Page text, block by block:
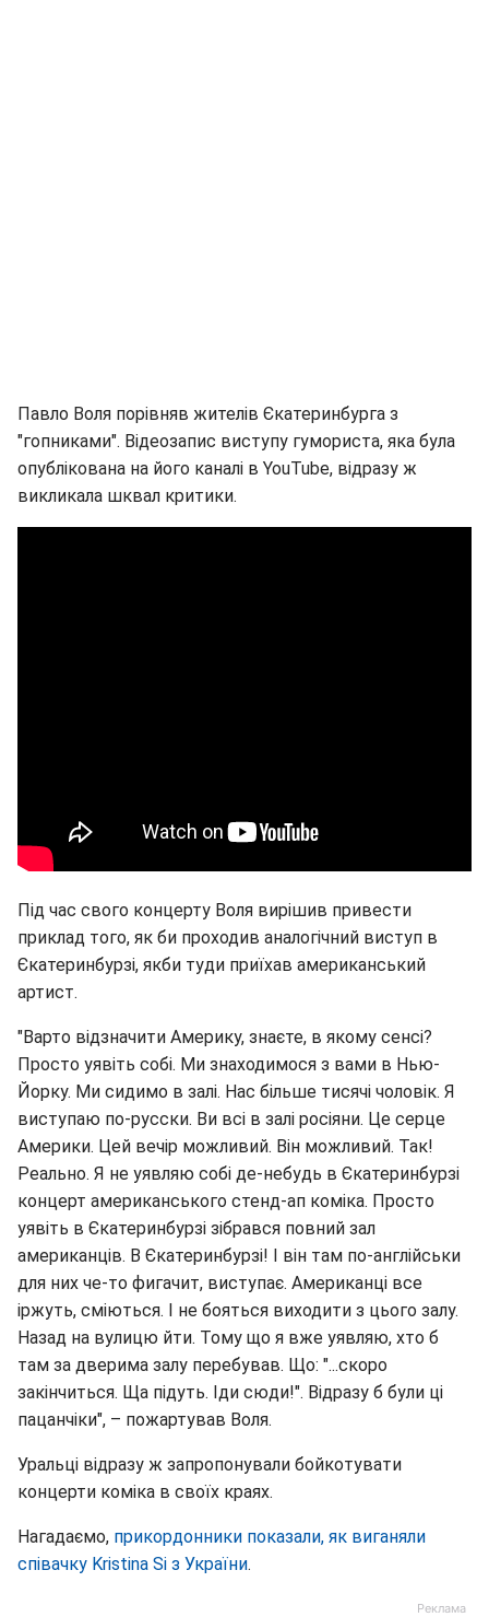
Павло Воля порівняв жителів Єкатеринбурга з
"гопниками". Відеозапис виступу гумориста, яка була
опублікована на його каналі в YouTube, відразу ж
викликала шквал критики.
Під час свого концерту Воля вирішив привести
приклад того, як би проходив аналогічний виступ в
Єкатеринбурзі, якби туди приїхав американський
артист.
"Варто відзначити Америку, знаєте, в якому сенсі?
Просто уявіть собі. Ми знаходимося з вами в Нью-
Йорку. Ми сидимо в залі. Нас більше тисячі чоловік. Я
виступаю по-русски. Ви всі в залі росіяни. Це серце
Америки. Цей вечір можливий. Він можливий. Так!
Реально. Я не уявляю собі де-небудь в Єкатеринбурзі
концерт американського стенд-ап коміка. Просто
уявіть в Єкатеринбурзі зібрався повний зал
американців. В Єкатеринбурзі! І він там по-англійськи
для них че-то фигачит, виступає. Американці все
іржуть, сміються. І не бояться виходити з цього залу.
Назад на вулицю йти. Тому що я вже уявляю, хто б
там за дверима залу перебував. Що: "...скоро
закінчиться. Ща підуть. Іди сюди!". Відразу б були ці
пацанчіки", – пожартував Воля.
Уральці відразу ж запропонували бойкотувати
концерти коміка в своїх краях.
Нагадаємо, прикордонники показали, як виганяли
співачку Kristina Si з України.